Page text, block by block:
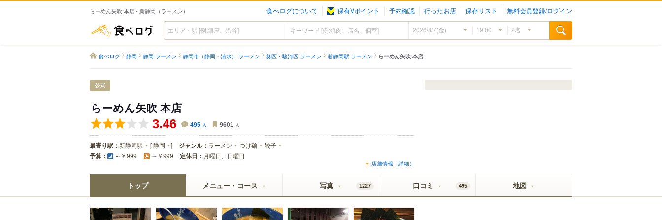
らーめん矢吹 本店 - 新静岡（ラーメン） 食べログについて 保有Vポイント 予約確認 行ったお店 保存リスト 無料会員登録/ログイン
食べログ
食べログ 静岡 静岡 ラーメン 静岡市（静岡・清水） ラーメン 葵区・駿河区 ラーメン 新静岡駅 ラーメン らーめん矢吹 本店
公式
らーめん矢吹 本店
3.46 495 人 9601 人
最寄り駅： 新静岡駅 [静岡 ] ジャンル： ラーメン つけ麺 餃子
予算： ～￥999 ～￥999 定休日： 月曜日、日曜日
店舗情報（詳細）
トップ メニュー・コース 写真 1227 口コミ 495 地図